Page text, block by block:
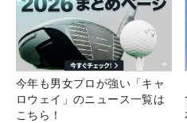
今年も男女プロが強い「キャ
ロウェイ」のニュース一覧は
こちら！